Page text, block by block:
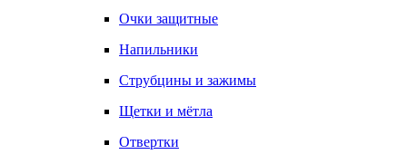
Очки защитные
Напильники
Струбцины и зажимы
Щетки и мётла
Отвертки